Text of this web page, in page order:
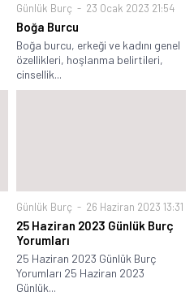
Günlük Burç 23 Ocak 2023 21:54
Boğa Burcu
Boğa burcu, erkeği ve kadını genel
özellikleri, hoşlanma belirtileri,
cinsellik...
Günlük Burç 26 Haziran 2023 13:31
25 Haziran 2023 Günlük Burç
Yorumları
25 Haziran 2023 Günlük Burç
Yorumları 25 Haziran 2023
Günlük...